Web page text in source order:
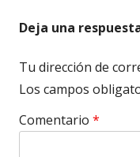
Deja una
Tu dirección de
Los campos
Comentario *